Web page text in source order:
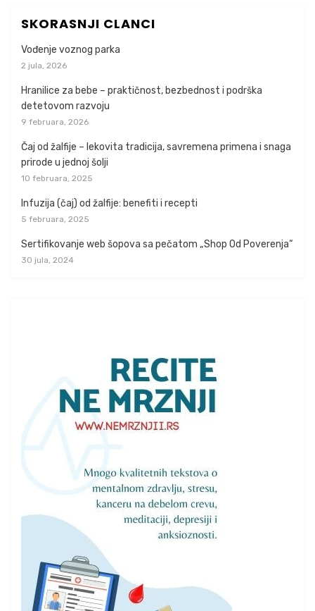
SKORASNJI CLANCI
Vođenje voznog parka
2 jula, 2026
Hranilice za bebe – praktičnost, bezbednost i podrška
detetovom razvoju
9 februara, 2026
Čaj od žalfije – lekovita tradicija, savremena primena i snaga
prirode u jednoj šolji
10 februara, 2025
Infuzija (čaj) od žalfije: benefiti i recepti
5 februara, 2025
Sertifikovanje web šopova sa pečatom „Shop Od Poverenja“
30 jula, 2024